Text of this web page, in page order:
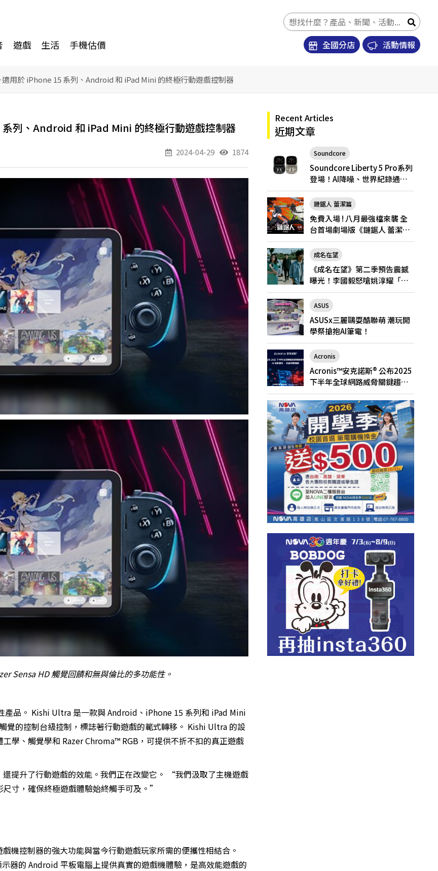
遊戲 生活 手機估價 活動情報
全國分店
用於 iPhone 15 系列、Android 和 iPad Mini 的終極行動遊戲控制器
列、Android 和 iPad Mini 的終極行動遊戲控制器
2024-04-29 1874
Sensa HD 觸覺回饋和無與倫比的多功能性。
產品。 Kishi Ultra 是一款與 Android、iPhone 15 系列和 iPad Mini
覺的控制台級控制，標誌著行動遊戲的範式轉移。 Kishi Ultra 的設
學、觸覺學和 Razer Chroma™ RGB，可提供不折不扣的真正遊戲
提升了行動遊戲的效能。我們正在改變它。 “我們汲取了主機遊戲
寸，確保終極遊戲體驗始終觸手可及。”
機控制器的強大功能與當今行動遊戲玩家所需的便攜性相結合。
器的 Android 平板電腦上提供真實的遊戲機體驗，是高效能遊戲的
Recent Articles
近期文章
Soundcore
Soundcore Liberty 5 Pro
Soundcore Liberty 5 Pro系列
登場！AI降噪、世界紀錄通
話，Pro與Pro Max怎麼選？
鏈鋸人 蕾潔篇
免費入場 ! 八月最強檔來襲 全
台首場劇場版《鏈鋸人 蕾潔
篇》快閃店就在新光三越台北
南西一館8/6限定登場
成名在望
《成名在望》第二季預告震撼
曝光！李國毅怒嗆姚淳耀「當
邱家的狗」兄弟情決裂
ASUS
ASUSx三麗鷗耍酷聯萌 潮玩開
學祭搶抱AI筆電！
Acronis
Acronis™安克諾斯® 公布2025
下半年全球網路威脅關鍵趨
勢： AI 攻擊激增、勒索軟體猖
獗